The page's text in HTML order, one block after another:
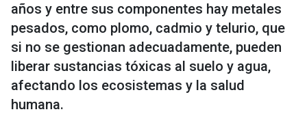
años y entre sus componentes hay metales
pesados, como plomo, cadmio y telurio, que
si no se gestionan adecuadamente, pueden
liberar sustancias tóxicas al suelo y agua,
afectando los ecosistemas y la salud
humana.